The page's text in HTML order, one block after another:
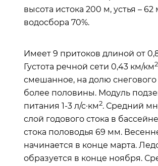
высота истока 200 м, устья – 62
водосбора 70%.
Имеет 9 притоков длиной от
Густота речной сети 0,43 км/км2
смешанное, на долю снегового
более половины. Модуль
питания 1-3 л/с·км2. Средний
слой годового стока в
стока половодья 69 мм.
начинается в конце марта.
образуется в конце ноября.